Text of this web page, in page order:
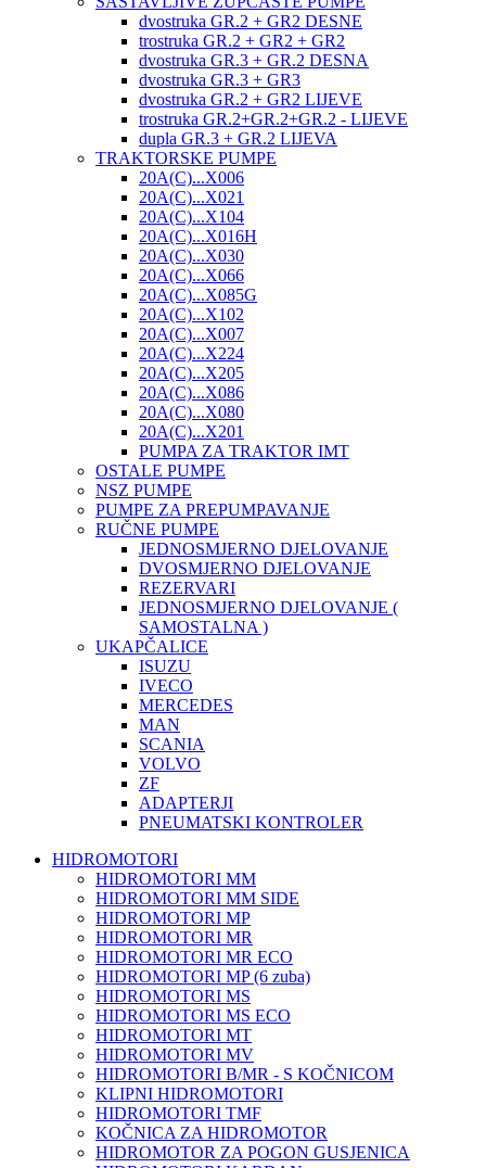
dvostruka GR.2 + GR2 DESNE
trostruka GR.2 + GR2 + GR2
dvostruka GR.3 + GR.2 DESNA
dvostruka GR.3 + GR3
dvostruka GR.2 + GR2 LIJEVE
trostruka GR.2+GR.2+GR.2 - LIJEVE
dupla GR.3 + GR.2 LIJEVA
TRAKTORSKE PUMPE
20A(C)...X006
20A(C)...X021
20A(C)...X104
20A(C)...X016H
20A(C)...X030
20A(C)...X066
20A(C)...X085G
20A(C)...X102
20A(C)...X007
20A(C)...X224
20A(C)...X205
20A(C)...X086
20A(C)...X080
20A(C)...X201
PUMPA ZA TRAKTOR IMT
OSTALE PUMPE
NSZ PUMPE
PUMPE ZA PREPUMPAVANJE
RUČNE PUMPE
JEDNOSMJERNO DJELOVANJE
DVOSMJERNO DJELOVANJE
REZERVARI
JEDNOSMJERNO DJELOVANJE (
SAMOSTALNA )
UKAPČALICE
ISUZU
IVECO
MERCEDES
MAN
SCANIA
VOLVO
ZF
ADAPTERJI
PNEUMATSKI KONTROLER
HIDROMOTORI
HIDROMOTORI MM
HIDROMOTORI MM SIDE
HIDROMOTORI MP
HIDROMOTORI MR
HIDROMOTORI MR ECO
HIDROMOTORI MP (6 zuba)
HIDROMOTORI MS
HIDROMOTORI MS ECO
HIDROMOTORI MT
HIDROMOTORI MV
HIDROMOTORI B/MR - S KOČNICOM
KLIPNI HIDROMOTORI
HIDROMOTORI TMF
KOČNICA ZA HIDROMOTOR
HIDROMOTOR ZA POGON GUSJENICA